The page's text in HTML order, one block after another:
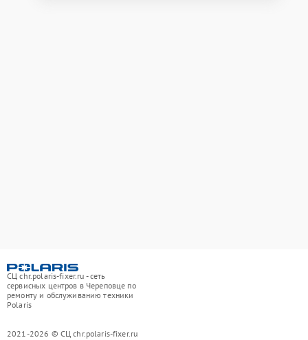
СЦ chr.polaris-fixer.ru - сеть
сервисных центров в Череповце по
ремонту и обслуживанию техники
Polaris
2021-2026 © СЦ chr.polaris-fixer.ru